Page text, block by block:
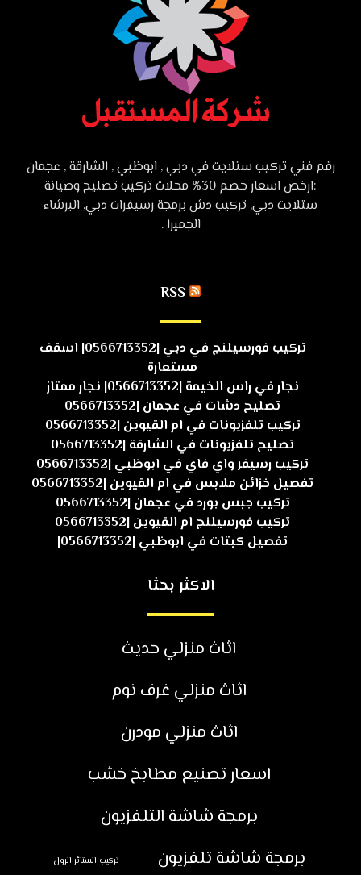
رقم فني تركيب ستلايت في دبي , ابوظبي , الشارقة , عجمان
:ارخص اسعار خصم 30% محلات تركيب تصليح وصيانة
ستلايت دبي, تركيب دش برمجة رسيفرات دبي, البرشاء
الجميرا .
RSS
تركيب فورسيلنج في دبي |0566713352| اسقف
مستعارة
نجار في راس الخيمة |0566713352| نجار ممتاز
تصليح دشات في عجمان |0566713352
تركيب تلفزيونات في ام القيوين |0566713352
تصليح تلفزيونات في الشارقة |0566713352
تركيب رسيفر واي فاي في ابوظبي |0566713352
تفصيل خزائن ملابس في ام القيوين |0566713352
تركيب جبس بورد في عجمان |0566713352
تركيب فورسيلنج ام القيوين |0566713352
تفصيل كبتات في ابوظبي |0566713352|
الاكثر بحثا
اثاث منزلي حديث
اثاث منزلي غرف نوم
اثاث منزلي مودرن
اسعار تصنيع مطابخ خشب
برمجة شاشة التلفزيون
برمجة شاشة تلفزيون
تركيب الستائر الرول